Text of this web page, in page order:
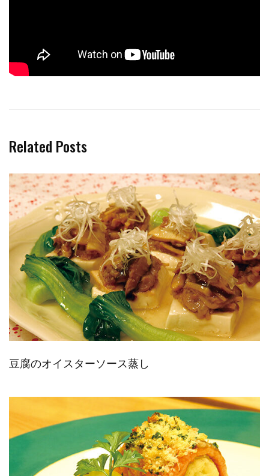
Related Posts
豆腐のオイスターソース蒸し